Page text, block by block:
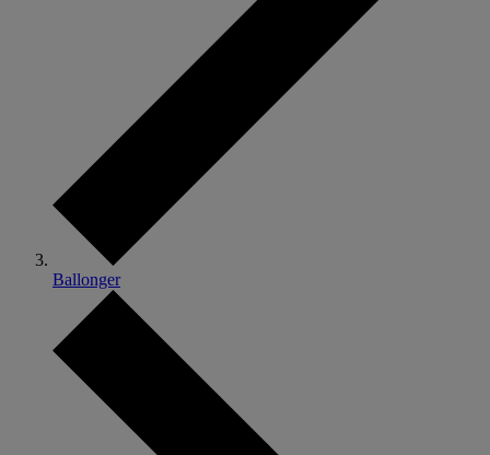
Ballonger